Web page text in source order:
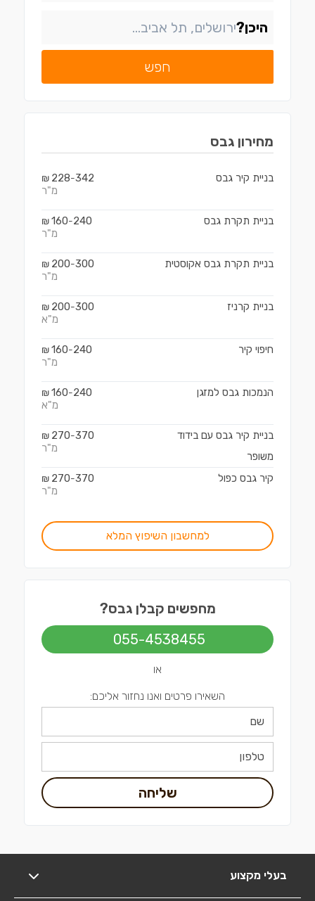
היכן?
חפש
מחירון גבס
בניית קיר גבס 228-342
₪
מ"ר
בניית תקרת גבס 160-240
₪
מ"ר
בניית תקרת גבס אקוסטית 200-300
₪
מ"ר
בניית קרניז 200-300
₪
מ"א
חיפוי קיר 160-240
₪
מ"ר
הנמכות גבס למזגן 160-240
₪
מ"א
בניית קיר גבס עם בידוד
משופר
270-370
₪
מ"ר
קיר גבס כפול 270-370
₪
מ"ר
למחשבון השיפוץ המלא
מחפשים קבלן גבס?
055-4538455
או
השאירו פרטים ואנו נחזור אליכם:
שליחה
בעלי מקצוע